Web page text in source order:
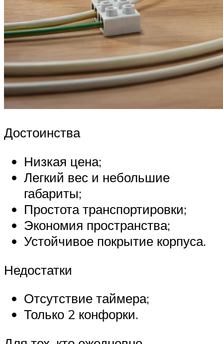
Достоинства
Низкая цена;
Легкий вес и небольшие
габариты;
Простота транспортировки;
Экономия пространства;
Устойчивое покрытие корпуса.
Недостатки
Отсутствие таймера;
Только 2 конфорки.